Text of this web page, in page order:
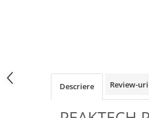
Descriere Review-uri